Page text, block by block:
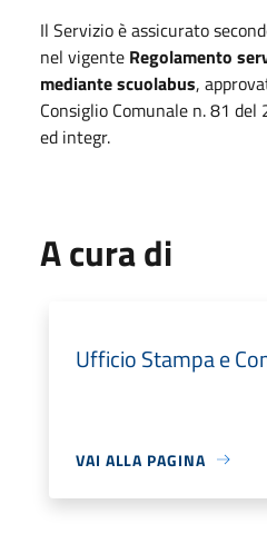
Il Servizio è assicurato
nel vigente Regolamento
mediante scuolabus,
Consiglio Comunale n. 81
ed integr.
A cura di
Ufficio Stampa e
VAI ALLA PAGINA